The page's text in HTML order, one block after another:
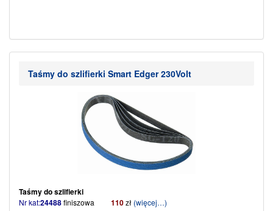
Taśmy do szlifierki Smart Edger 230Volt
Taśmy do szlifierki
Nr kat:24488finiszowa 110zł (więcej…)